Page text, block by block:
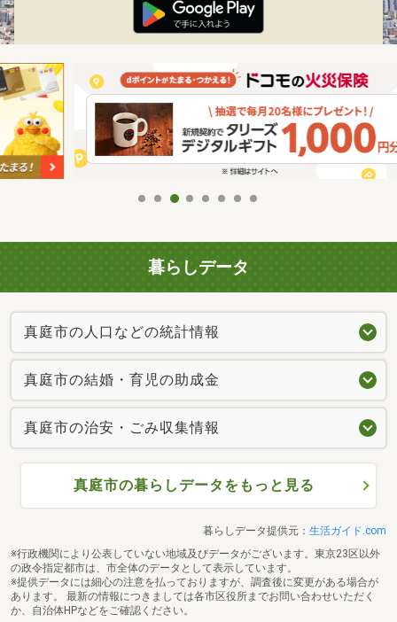
暮らしデータ
真庭市の人口などの統計情報
真庭市の結婚・育児の助成金
真庭市の治安・ごみ収集情報
真庭市の暮らしデータをもっと見る
暮らしデータ提供元： 生活ガイド.com
※行政機関により公表していない地域及びデータがございます。東京23区以外
の政令指定都市は、市全体のデータとして表示しています。
※提供データには細心の注意を払っておりますが、調査後に変更がある場合が
あります。 最新の情報につきましては各市区役所までお問い合わせいただく
か、自治体HPなどをご確認ください。